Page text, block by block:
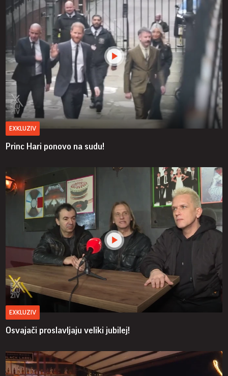
EXKLUZIV
Princ Hari ponovo na sudu!
EXKLUZIV
Osvajači proslavljaju veliki jubilej!